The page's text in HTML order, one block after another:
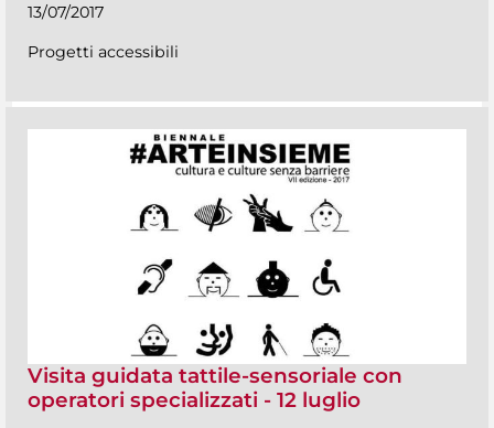
13/07/2017
Progetti accessibili
Visita guidata tattile-sensoriale con
operatori specializzati - 12 luglio